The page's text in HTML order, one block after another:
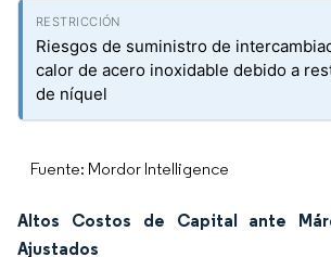
Riesgos de suministro de
calor de acero inoxidable debido a
de níquel
Fuente: Mordor Intelligence
Altos Costos de Capital ante
Ajustados